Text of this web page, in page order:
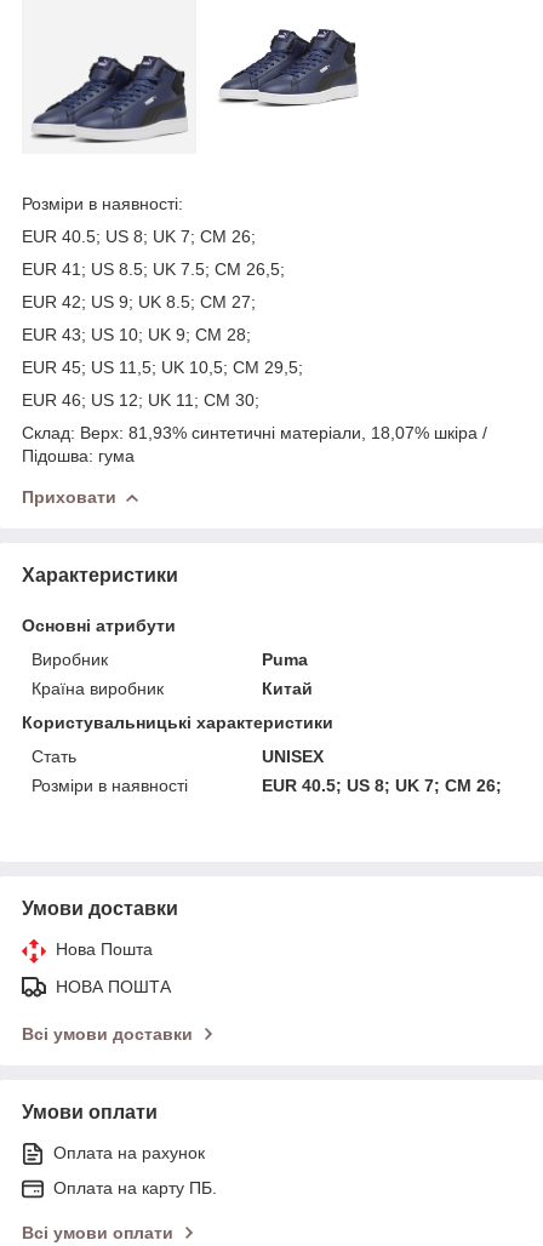
Розміри в наявності:
EUR 40.5; US 8; UK 7; CM 26;
EUR 41; US 8.5; UK 7.5; CM 26,5;
EUR 42; US 9; UK 8.5; CM 27;
EUR 43; US 10; UK 9; CM 28;
EUR 45; US 11,5; UK 10,5; CM 29,5;
EUR 46; US 12; UK 11; CM 30;
Склад: Верх: 81,93% синтетичні матеріали, 18,07% шкіра /
Підошва: гума
Приховати
Характеристики
Основні атрибути
Виробник
Puma
Країна виробник
Китай
Користувальницькі характеристики
Стать
UNISEX
Розміри в наявності
EUR 40.5; US 8; UK 7; CM 26;
Умови доставки
Нова Пошта
НОВА ПОШТА
Всі умови доставки
Умови оплати
Оплата на рахунок
Оплата на карту ПБ.
Всі умови оплати